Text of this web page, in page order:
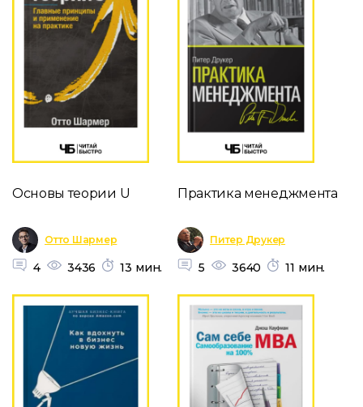
Основы теории U
Отто Шармер
4 3436 13 мин.
Практика менеджмента
Питер Друкер
5 3640 11 мин.